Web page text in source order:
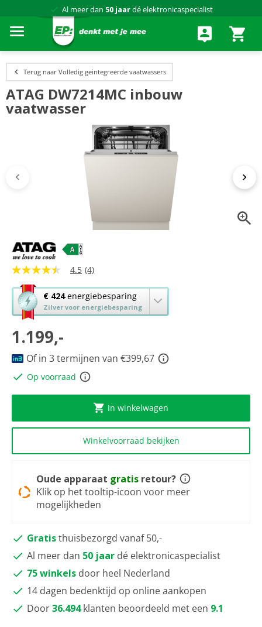
Al meer dan 50 jaardé elektronicaspecialist
Terug naar Volledig geintegreerde vaatwassers
ATAG DW7214MC inbouw
vaatwasser
4.5
van
5
sterren,
gemiddelde
scorewaarde.
Read
4
Dezelfde
4.5 (4)
€ 424energiebesparing
Zilver voor energiebesparing
Met
deze
knop
opent
Youreko’s
tool
voor
energiebesparing.
1.199,-
Of in 3 termijnen van €399,67
Op voorraad
In winkelwagen
Winkelvoorraad bekijken
Oude apparaat gratis retour?
Klik op het tooltip-icoon voor meer
mogelijkheden
Gratisthuisbezorgd vanaf 50,-
Al meer dan 50 jaar dé elektronicaspecialist
75 winkels door heel Nederland
14 dagen bedenktijd op online aankopen
Door36.494 klanten beoordeeld met een 9.1